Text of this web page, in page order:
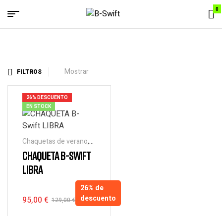
B-
0
Menu
FILTROS Mostrar
26% DESCUENTO
EN STOCK
Chaquetas de verano,
Chaquetas y cazadoras
moto,Equipación moto
hombre
CHAQUETA B-SWIFT
LIBRA
129,00€
95,00 €
26% de
descuento